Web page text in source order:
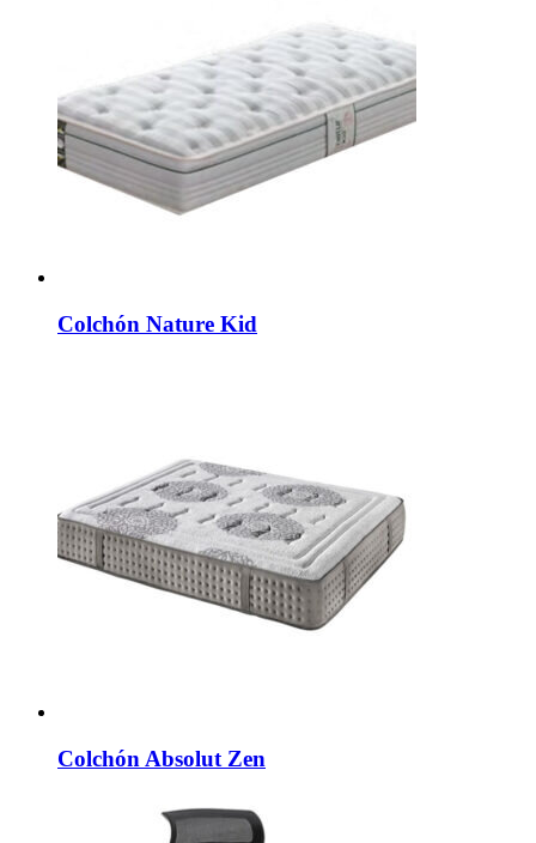
Colchón Nature Kid
Colchón Absolut Zen